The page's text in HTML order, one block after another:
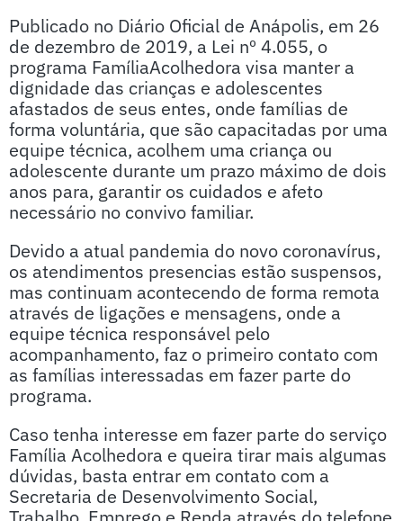
Publicado no Diário Oficial de Anápolis, em 26
de dezembro de 2019, a Lei nº 4.055, o
programa FamíliaAcolhedora visa manter a
dignidade das crianças e adolescentes
afastados de seus entes, onde famílias de
forma voluntária, que são capacitadas por uma
equipe técnica, acolhem uma criança ou
adolescente durante um prazo máximo de dois
anos para, garantir os cuidados e afeto
necessário no convivo familiar.
Devido a atual pandemia do novo coronavírus,
os atendimentos presencias estão suspensos,
mas continuam acontecendo de forma remota
através de ligações e mensagens, onde a
equipe técnica responsável pelo
acompanhamento, faz o primeiro contato com
as famílias interessadas em fazer parte do
programa.
Caso tenha interesse em fazer parte do serviço
Família Acolhedora e queira tirar mais algumas
dúvidas, basta entrar em contato com a
Secretaria de Desenvolvimento Social,